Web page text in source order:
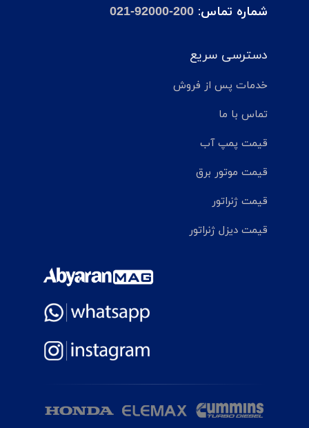
شماره تماس: 021-92000-200
دسترسی سریع
خدمات پس از فروش
تماس با ما
قیمت پمپ آب
قیمت موتور برق
قیمت ژنراتور
قیمت دیزل ژنراتور